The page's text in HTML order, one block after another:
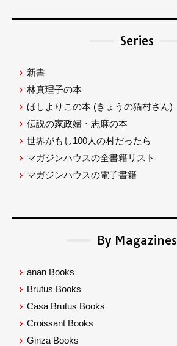
Series
新書
林真理子の本
ほしよりこの本 (きょうの猫村さん)
伝説の家政婦・志麻の本
世界がもし100人の村だったら
マガジンハウスの全書籍リスト
マガジンハウスの電子書籍
By Magazines
anan Books
Brutus Books
Casa Brutus Books
Croissant Books
Ginza Books